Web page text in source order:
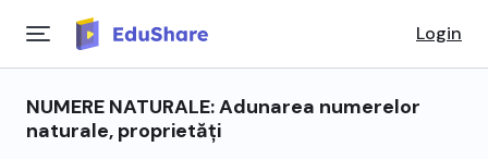
Login
NUMERE NATURALE: Adunarea numerelor
naturale, proprietăți